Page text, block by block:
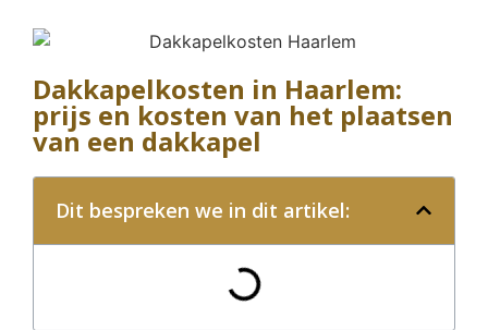
Dakkapelkosten in Haarlem:
prijs en kosten van het plaatsen
van een dakkapel
Dit bespreken we in dit artikel: